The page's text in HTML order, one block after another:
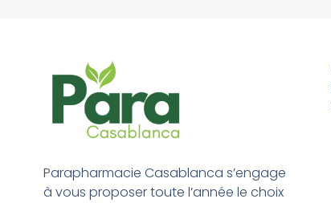
Parapharmacie Casablanca s’engage
à vous proposer toute l’année le choix